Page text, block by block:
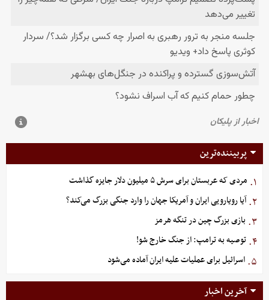
پربیننده‌ترین
۱. مردی که عربستان برای سرش ۵ میلیون دلار جایزه گذاشت
۲. آیا رویارویی ایران و آمریکا جهان را وارد جنگی بزرگ می‌کند؟
۳. بازی بزرگ چین در تنگه هرمز
۴. توصیه به ترامپ: از جنگ خارج شو!
۵. اسرائیل برای عملیات علیه ایران آماده می‌شود
آخرین اخبار